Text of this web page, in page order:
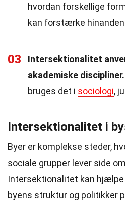
hvordan forskellige
kan forstærke
03
Intersektionalitet
akademiske discipliner.
bruges det i sociologi,
Intersektionalitet i
Byer er komplekse steder,
sociale grupper lever side
Intersektionalitet kan
byens struktur og politikker